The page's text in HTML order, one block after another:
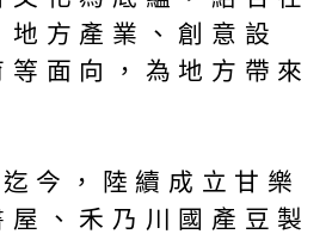
地方產業、創意設
等面向，為地方帶來
今，陸續成立甘樂
屋、禾乃川國產豆製